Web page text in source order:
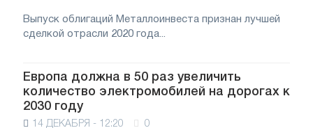
Выпуск облигаций Металлоинвеста признан лучшей
сделкой отрасли 2020 года...
Европа должна в 50 раз увеличить
количество электромобилей на дорогах к
2030 году
14 ДЕКАБРЯ - 12:20 0